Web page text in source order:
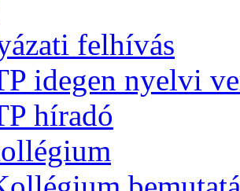
felhívás
idegen nyelvi
híradó